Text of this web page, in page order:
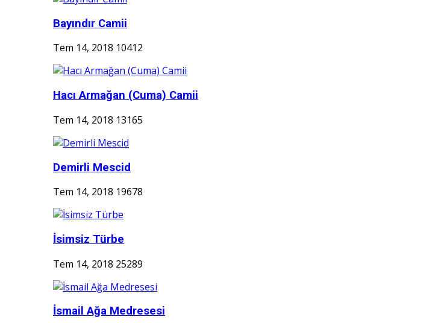
Bayındır Camii
Tem 14, 2018 10412
Hacı Armağan (Cuma) Camii
Tem 14, 2018 13165
Demirli Mescid
Tem 14, 2018 19678
İsimsiz Türbe
Tem 14, 2018 25289
İsmail Ağa Medresesi